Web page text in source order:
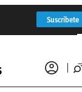
Suscríbete